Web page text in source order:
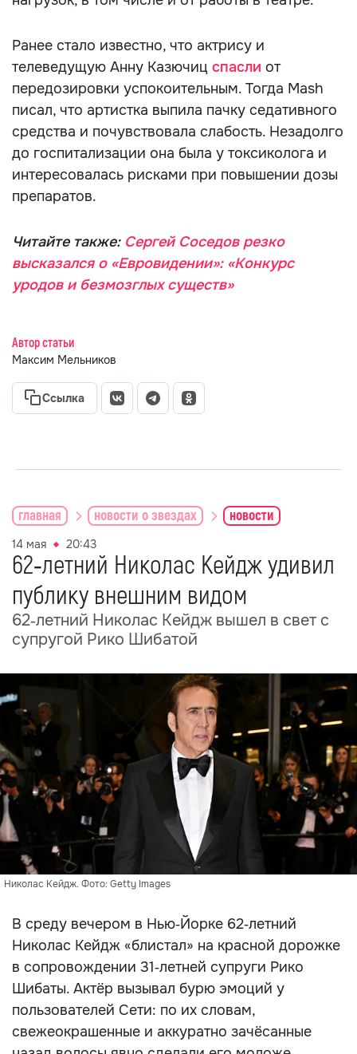
Ранее стало известно, что актрису и
телеведущую Анну Казючиц спасли от
передозировки успокоительным. Тогда Mash
писал, что артистка выпила пачку седативного
средства и почувствовала слабость. Незадолго
до госпитализации она была у токсиколога и
интересовалась рисками при повышении дозы
препаратов.
Читайте также: Сергей Соседов резко
высказался о «Евровидении»: «Конкурс
уродов и безмозглых существ»
Автор статьи
Максим Мельников
Ссылка
главная новости о звездах новости
14 мая 20:43
62‑летний Николас Кейдж удивил
публику внешним видом
62‑летний Николас Кейдж вышел в свет с
супругой Рико Шибатой
Николас Кейдж. Фото: Getty Images
В среду вечером в Нью‑Йорке 62‑летний
Николас Кейдж «блистал» на красной дорожке
в сопровождении 31‑летней супруги Рико
Шибаты. Актёр вызывал бурю эмоций у
пользователей Сети: по их словам,
свежеокрашенные и аккуратно зачёсанные